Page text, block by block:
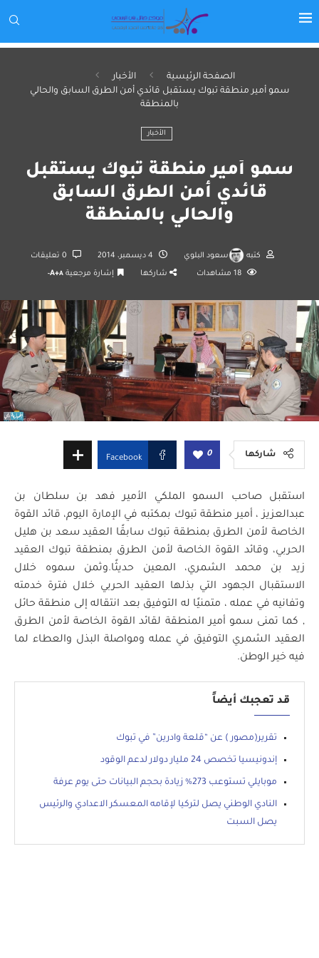
الصفحة الرئيسية
الأخبار
سمو أمير منطقة تبوك يستقبل قائدي أمن الطرق السابق والحالي
بالمنطقة
الأخبار
سمو أمير منطقة تبوك يستقبل
قائدي أمن الطرق السابق
والحالي بالمنطقة
كتبه سعود البلوي 4 ديسمبر، 2014
18 مشاهدات شاركها إشارة مرجعية A+A-
شاركها 0
Facebook
استقبل صاحب السمو الملكي الأمير فهد بن سلطان بن
عبدالعزيز ، أمير منطقة تبوك بمكتبه في الإمارة اليوم، قائد القوة
الخاصة لأمن الطرق بمنطقة تبوك سابقًا العقيد سعد بن هليل
الحربي، وقائد القوة الخاصة لأمن الطرق بمنطقة تبوك العقيد
زيد بن محمد الشمري، المعين حديثًا.وثمن سموه خلال
الاستقبال الجهود التي بذلها العقيد الحربي خلال فترة خدمته
وتفانيه في عمله ، متمنيًا له التوفيق بعد انتقاله إلى منطقة حائل
, كما تمنى سمو أمير المنطقة لقائد القوة الخاصة لأمن الطرق
العقيد الشمري التوفيق في عمله ومواصلة البذل والعطاء لما
فيه خير الوطن.
قد تعجبك أيضاً
تقرير(مصور ) عن “قلعة وادرين” في تبوك
إندونيسيا تخصص 24 مليار دولار لدعم الوقود
موبايلي تستوعب 273% زيادة بحجم البيانات حتى يوم عرفة
النادي الوطني يصل لتركيا لإقامه المعسكر الاعدادي والرئيس
يصل السبت